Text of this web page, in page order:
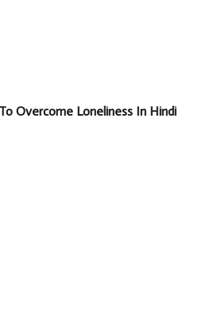
Overcome Loneliness In Hindi